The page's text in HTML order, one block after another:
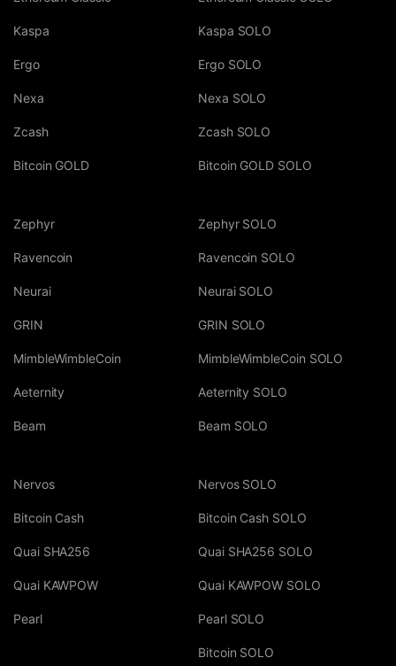
Kaspa
Ergo
Nexa
Zcash
Bitcoin GOLD
Kaspa SOLO
Ergo SOLO
Nexa SOLO
Zcash SOLO
Bitcoin GOLD SOLO
Zephyr
Ravencoin
Neurai
GRIN
MimbleWimbleCoin
Aeternity
Beam
Zephyr SOLO
Ravencoin SOLO
Neurai SOLO
GRIN SOLO
MimbleWimbleCoin SOLO
Aeternity SOLO
Beam SOLO
Nervos
Bitcoin Cash
Quai SHA256
Quai KAWPOW
Pearl
Nervos SOLO
Bitcoin Cash SOLO
Quai SHA256 SOLO
Quai KAWPOW SOLO
Pearl SOLO
Bitcoin SOLO